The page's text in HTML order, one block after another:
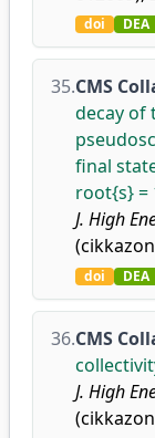
doi DEA
35.CMS
decay of
final
root{s} =
J. High
doi DEA
36.CMS
J. High